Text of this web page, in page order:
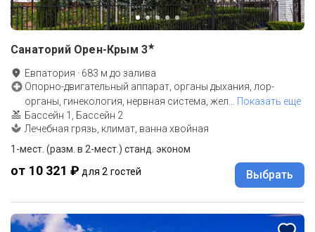
Санаторий Орен-Крым 3★
Евпатория · 683 м до залива
Опорно-двигательный аппарат, органы дыхания, лор-
органы, гинекология, нервная система, жел
Показать еще
Бассейн 1, Бассейн 2
Лечебная грязь, климат, ванна хвойная
1-мест. (разм. в 2-мест.) станд. эконом
от 10 321 ₽ для 2 гостей Выбрать